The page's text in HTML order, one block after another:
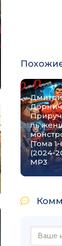
ль
[Тома
(2024-
МР3